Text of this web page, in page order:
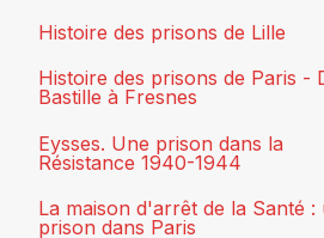
Histoire des prisons de Lille
Histoire des prisons de Paris -
Bastille à Fresnes
Eysses. Une prison dans la
Résistance 1940-1944
La maison d'arrêt de la Santé :
prison dans Paris